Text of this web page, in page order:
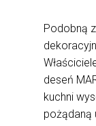
Podobną
deseń
kuchni
pożądaną